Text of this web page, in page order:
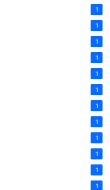
1
1
1
1
1
1
1
1
1
1
1
1